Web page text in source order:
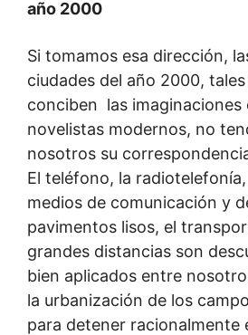
año 2000
Si tomamos esa dirección,
ciudades del año 2000,
conciben las imaginaciones
novelistas modernos, no
nosotros su
El teléfono, la
medios de comunicación y
pavimentos lisos, el
grandes distancias son
bien aplicados entre
la urbanización de los
para detener racionalmente